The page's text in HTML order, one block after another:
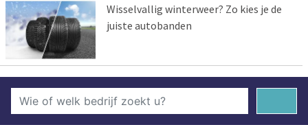
Wisselvallig winterweer? Zo kies je de
juiste autobanden